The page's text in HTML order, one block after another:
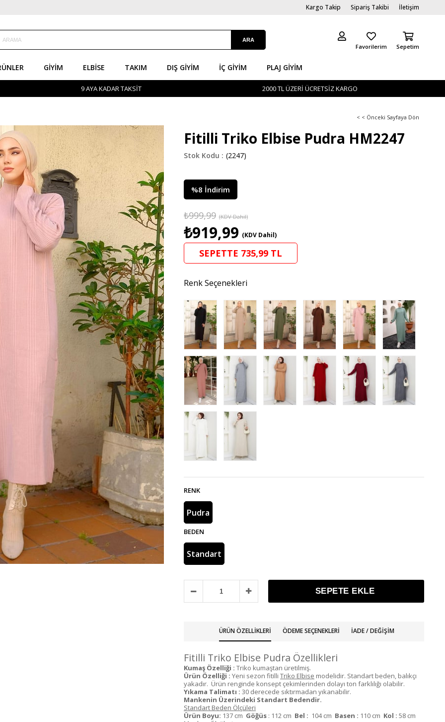
Kargo Takip Sipariş Takibi İletişim
Sepetim
Favorilerim
GIYIM ELBISE TAKIM DIŞ GIYIM İÇ GİYIM PLAJ GIYIM
9 AYA KADAR TAKSİT 2000 TL ÜZERİ ÜCRETSİZ KARGO
< < Önceki Sayfaya Dön
Fitilli Triko Elbise Pudra HM2247
(2247)
%8 İndirim
₺999,99 (KDV Dahil)
₺919,99 (KDV Dahil)
SEPETTE 735,99 TL
Renk Seçenekleri
RENK
Pudra
BEDEN
Standart
ÜRÜN ÖZELLIKLERI ÖDEME SEÇENEKLERI İADE / DEĞIŞIM
Fitilli Triko Elbise Pudra Özellikleri
Kumaş Özelliği : Triko kumaştan üretilmiş.
Ürün Özelliği : Yeni sezon fitilli Triko Elbise modelidir. Standart beden, balıkçı
yakadır. Ürün renginde konsept çekimlerinden dolayı ton farklılığı olabilir.
Yıkama Talimatı : 30 derecede sıktırmadan yıkanabilir.
Mankenin Üzerindeki Standart Bedendir.
Standart Beden Ölçüleri
Ürün Boyu: 137 cm Göğüs : 112 cm Bel : 104 cm Basen : 110 cm Kol : 58 cm